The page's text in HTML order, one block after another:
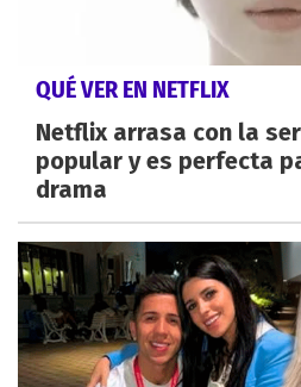
QUÉ VER EN NETFLIX
Netflix arrasa con la
popular y es perfecta
drama